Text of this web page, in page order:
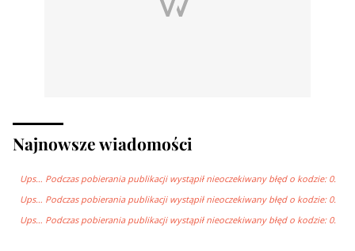
Najnowsze wiadomości
Ups… Podczas pobierania publikacji wystąpił nieoczekiwany błęd o kodzie: 0.
Ups… Podczas pobierania publikacji wystąpił nieoczekiwany błęd o kodzie: 0.
Ups… Podczas pobierania publikacji wystąpił nieoczekiwany błęd o kodzie: 0.